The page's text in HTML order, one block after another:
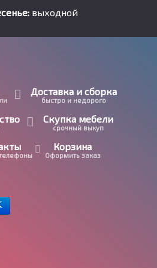
выходной
Доставка и сборка
быстро и недорого
Скупка мебели
срочный выкуп
Корзина
Оформить заказ